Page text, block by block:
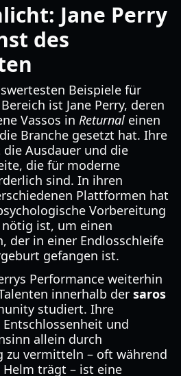
Jane Perry
des
Beispiele für
ist Jane Perry, deren
Vassos in Returnal einen
Branche gesetzt hat. Ihre
Ausdauer und die
die für moderne
sind. In ihren
Plattformen hat
Vorbereitung
ist, um einen
der in einer Endlosschleife
gefangen ist.
Performance weiterhin
innerhalb der saros
studiert. Ihre
und
allein durch
zu vermitteln – oft während
trägt – ist eine